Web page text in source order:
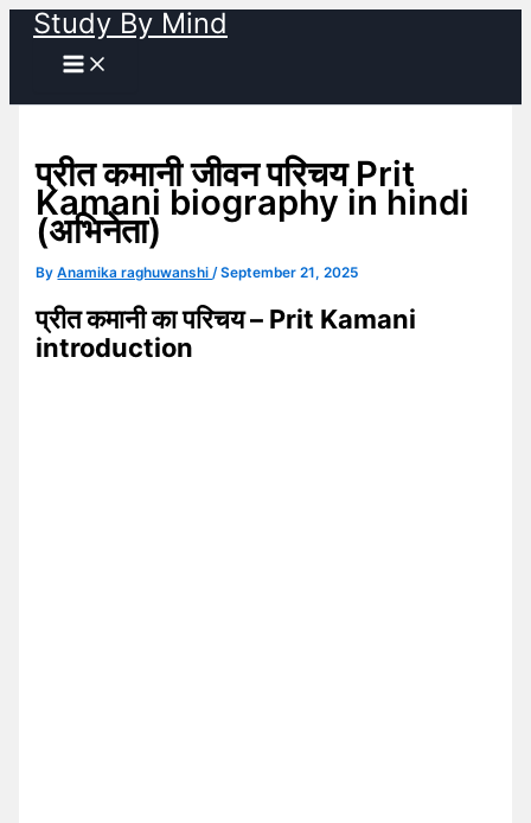
Skip
content
Study By Mind
प्रीत कमानी जीवन परिचय Prit
Kamani biography in hindi
(अभिनेता)
ByAnamika raghuwanshi/September 21, 2025
प्रीत कमानी का परिचय – Prit Kamani
introduction